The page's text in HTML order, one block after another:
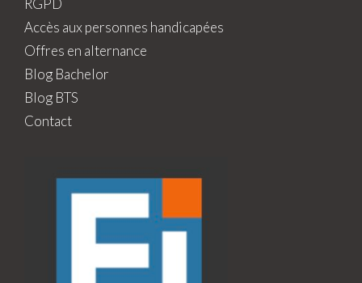
RGPD
Accès aux personnes handicapées
Offres en alternance
Blog Bachelor
Blog BTS
Contact